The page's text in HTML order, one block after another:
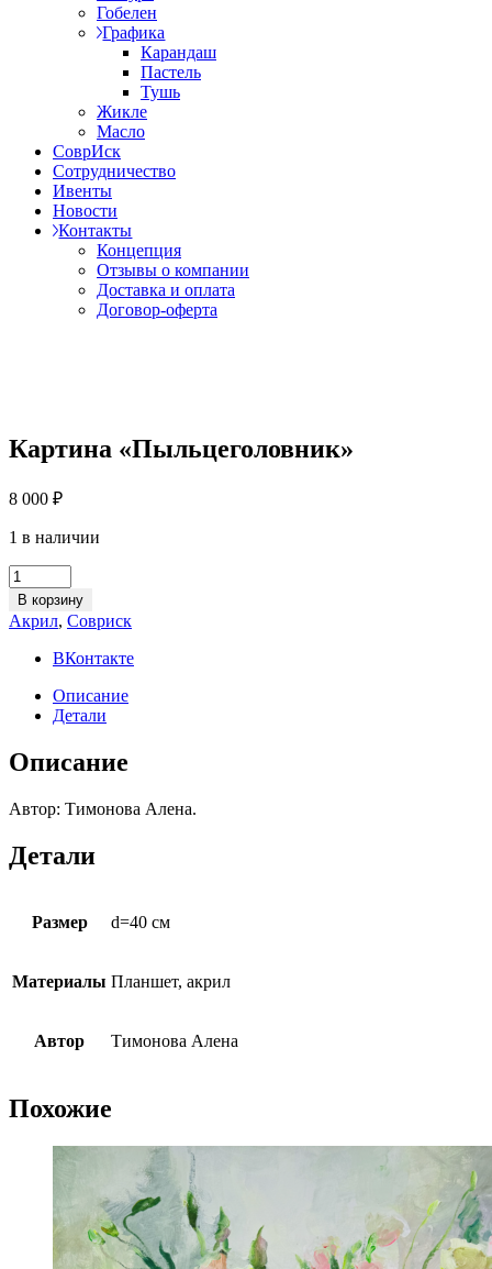
Гобелен
Графика
Карандаш
Пастель
Тушь
Жикле
Масло
СоврИск
Сотрудничество
Ивенты
Новости
Контакты
Концепция
Отзывы о компании
Доставка и оплата
Договор-оферта
Картина «Пыльцеголовник»
8 000 ₽
1 в наличии
Картина
«Пыльцеголовник»
quantity
В корзину
Акрил, Совриск
ВКонтакте
Описание
Детали
Описание
Автор: Тимонова Алена.
Детали
Размер d=40 см
Материалы Планшет, акрил
Автор Тимонова Алена
Похожие